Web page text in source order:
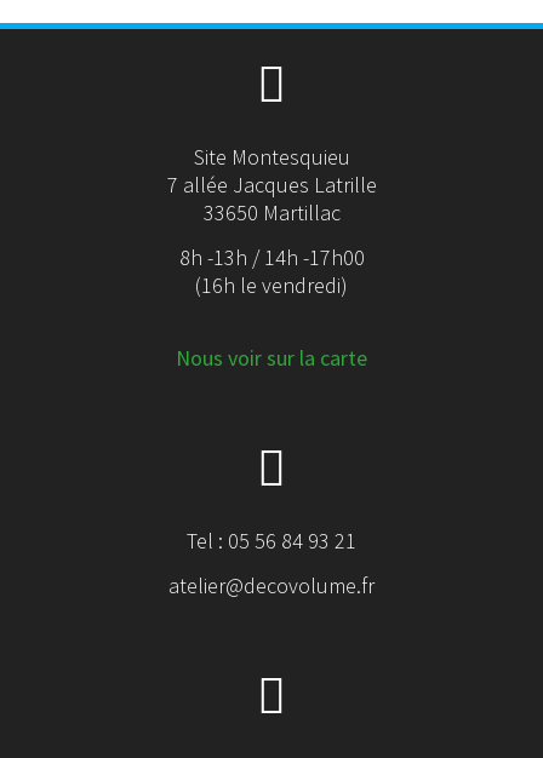
Site Montesquieu
7 allée Jacques Latrille
33650 Martillac
8h -13h / 14h -17h00
(16h le vendredi)
Nous voir sur la carte
Tel : 05 56 84 93 21
atelier@decovolume.fr